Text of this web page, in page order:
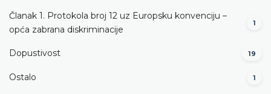
Članak 1. Protokola broj 12 uz Europsku konvenciju –
opća zabrana diskriminacije
1
Dopustivost 19
Ostalo 1